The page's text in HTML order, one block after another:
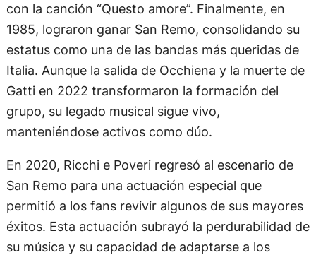
con la canción “Questo amore”. Finalmente, en
1985, lograron ganar San Remo, consolidando su
estatus como una de las bandas más queridas de
Italia. Aunque la salida de Occhiena y la muerte de
Gatti en 2022 transformaron la formación del
grupo, su legado musical sigue vivo,
manteniéndose activos como dúo.
En 2020, Ricchi e Poveri regresó al escenario de
San Remo para una actuación especial que
permitió a los fans revivir algunos de sus mayores
éxitos. Esta actuación subrayó la perdurabilidad de
su música y su capacidad de adaptarse a los